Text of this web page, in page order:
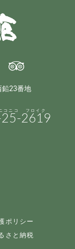
23番地
2619
ポリシー
さと納税